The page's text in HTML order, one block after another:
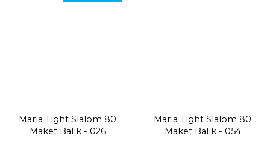
Maria Tight Slalom 80
Maket Balık - 026
Maria Tight Slalom 80
Maket Balık - 054